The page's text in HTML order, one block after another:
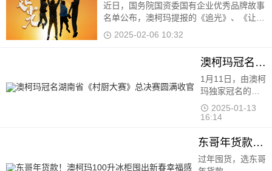
近日，国务院国资委国有企业优秀品牌故事
名单公布，澳柯玛提报的《追光》、《让陪
伴更有温度》两个品牌故事登榜。 《追
光》以澳柯玛不同时代的品牌
2025-02-06 10:32
澳柯玛冠名湖南省《村厨大赛》总决赛圆满收官
1月11日，由澳柯玛独家冠名的2024湖南省
《村厨大赛》总决赛在长沙梅溪湖中建梅澜
过年囤货，选东哥
年货款